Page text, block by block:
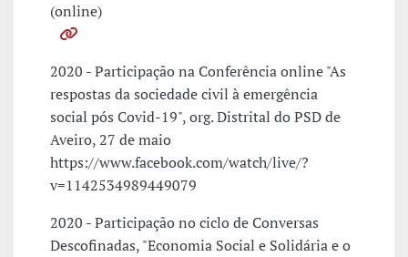
(online)
2020 - Participação na Conferência online "As
respostas da sociedade civil à emergência
social pós Covid-19", org. Distrital do PSD de
Aveiro, 27 de maio
https://www.facebook.com/watch/live/?
v=1142534989449079
2020 - Participação no ciclo de Conversas
Descofinadas, "Economia Social e Solidária e o